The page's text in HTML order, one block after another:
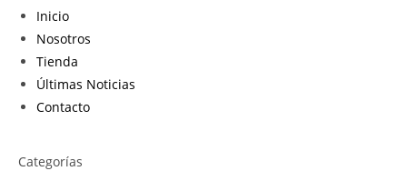
Inicio
Nosotros
Tienda
Últimas Noticias
Contacto
Categorías